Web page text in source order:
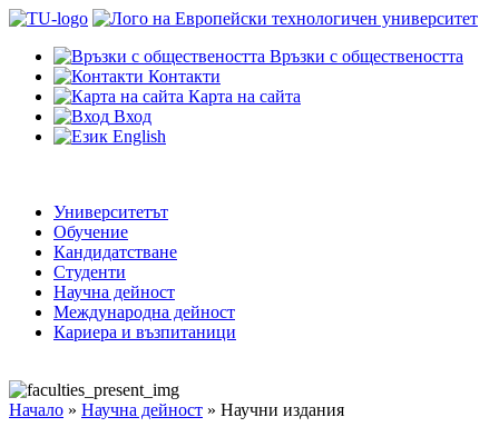
Връзки с обществеността
Контакти
Карта на сайта
Вход
English
Университетът
Обучение
Кандидатстване
Студенти
Научна дейност
Международна дейност
Кариера и възпитаници
Начало » Научна дейност » Научни издания